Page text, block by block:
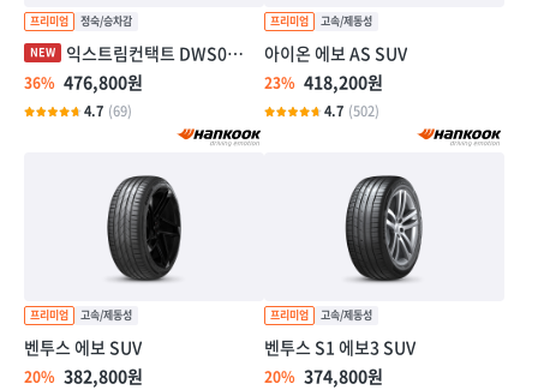
익스트림컨택트 DWS06 플러스
36% 476,800원
4.7 (69)
아이온 에보 AS SUV
23% 418,200원
4.7 (502)
벤투스 에보 SUV
20% 382,800원
벤투스 S1 에보3 SUV
20% 374,800원